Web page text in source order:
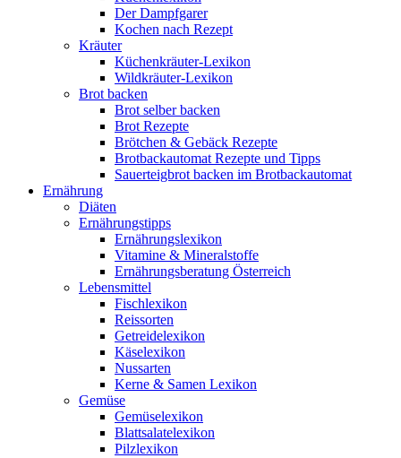
Der Dampfgarer
Kochen nach Rezept
Kräuter
Küchenkräuter-Lexikon
Wildkräuter-Lexikon
Brot backen
Brot selber backen
Brot Rezepte
Brötchen & Gebäck Rezepte
Brotbackautomat Rezepte und Tipps
Sauerteigbrot backen im Brotbackautomat
Ernährung
Diäten
Ernährungstipps
Ernährungslexikon
Vitamine & Mineralstoffe
Ernährungsberatung Österreich
Lebensmittel
Fischlexikon
Reissorten
Getreidelexikon
Käselexikon
Nussarten
Kerne & Samen Lexikon
Gemüse
Gemüselexikon
Blattsalatelexikon
Pilzlexikon